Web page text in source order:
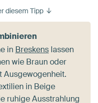
diesem Tipp
in Breskens lassen
wie Braun oder
Ausgewogenheit.
in Beige
ruhige Ausstrahlung